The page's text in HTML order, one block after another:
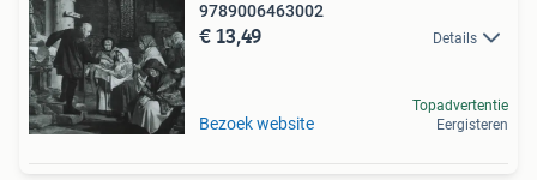
9789006463002
€ 13,49 Details
Bezoek website
Topadvertentie
Eergisteren